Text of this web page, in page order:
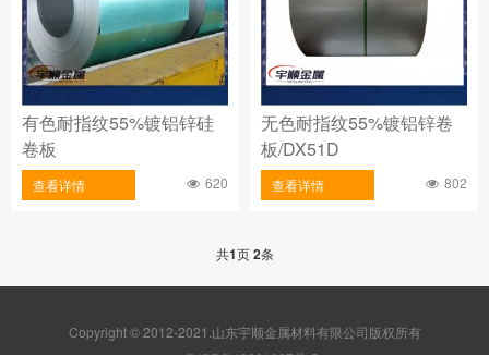
有色耐指纹55%镀铝锌硅
卷板
查看详情 620
无色耐指纹55%镀铝锌卷
板/DX51D
查看详情 802
共1页2条
Copyright © 2012-2021.山东宇顺金属材料有限公司版权所有